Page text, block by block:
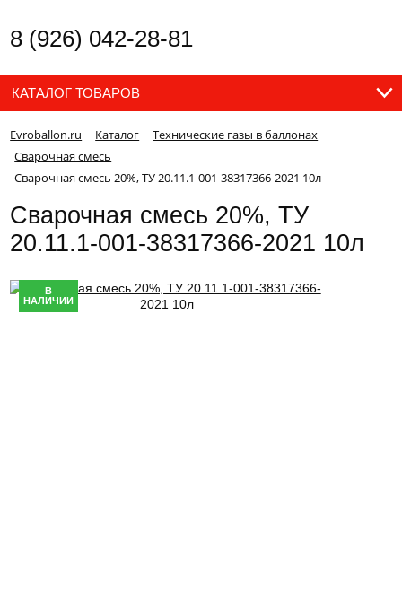
8 (926) 042-28-81
КАТАЛОГ ТОВАРОВ
Evroballon.ru Каталог
Технические газы в баллонах
Сварочная смесь
Сварочная смесь 20%, ТУ 20.11.1-001-38317366-2021 10л
Сварочная смесь 20%, ТУ
20.11.1-001-38317366-2021 10л
В
НАЛИЧИИ